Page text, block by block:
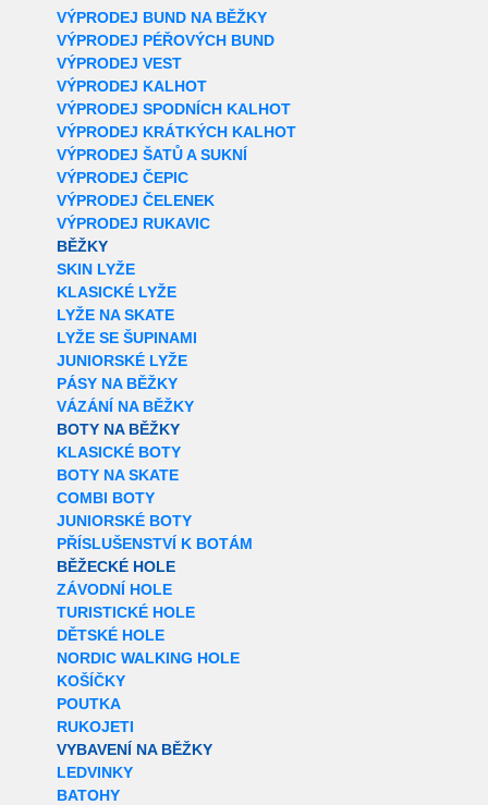
VÝPRODEJ BUND NA BĚŽKY
VÝPRODEJ PÉŘOVÝCH BUND
VÝPRODEJ VEST
VÝPRODEJ KALHOT
VÝPRODEJ SPODNÍCH KALHOT
VÝPRODEJ KRÁTKÝCH KALHOT
VÝPRODEJ ŠATŮ A SUKNÍ
VÝPRODEJ ČEPIC
VÝPRODEJ ČELENEK
VÝPRODEJ RUKAVIC
BĚŽKY
SKIN LYŽE
KLASICKÉ LYŽE
LYŽE NA SKATE
LYŽE SE ŠUPINAMI
JUNIORSKÉ LYŽE
PÁSY NA BĚŽKY
VÁZÁNÍ NA BĚŽKY
BOTY NA BĚŽKY
KLASICKÉ BOTY
BOTY NA SKATE
COMBI BOTY
JUNIORSKÉ BOTY
PŘÍSLUŠENSTVÍ K BOTÁM
BĚŽECKÉ HOLE
ZÁVODNÍ HOLE
TURISTICKÉ HOLE
DĚTSKÉ HOLE
NORDIC WALKING HOLE
KOŠÍČKY
POUTKA
RUKOJETI
VYBAVENÍ NA BĚŽKY
LEDVINKY
BATOHY